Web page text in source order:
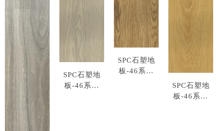
SPC石塑地
板-46系列
SPC石塑地
板-46系列
SPC石塑地
板-46系列